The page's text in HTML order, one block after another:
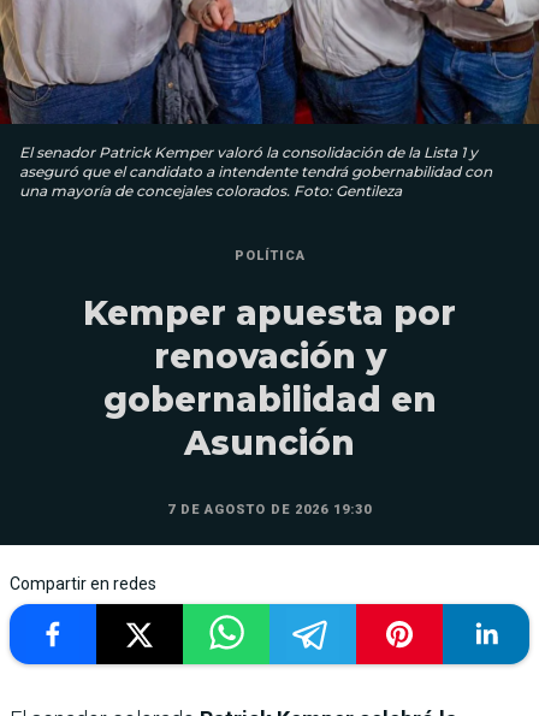
El senador Patrick Kemper valoró la consolidación de la Lista 1 y
aseguró que el candidato a intendente tendrá gobernabilidad con
una mayoría de concejales colorados. Foto: Gentileza
POLÍTICA
Kemper apuesta por
renovación y
gobernabilidad en
Asunción
7 DE AGOSTO DE 2026 19:30
Compartir en redes